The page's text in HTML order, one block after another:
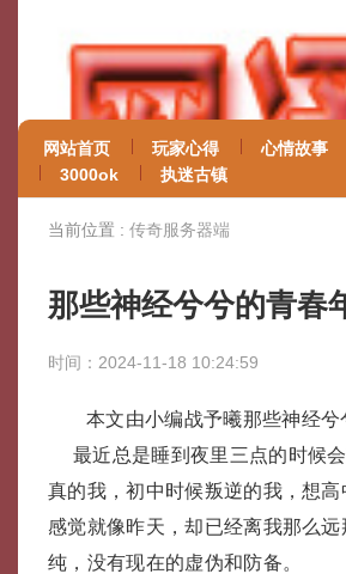
网站首页 玩家心得 心情故事
3000ok
执迷古镇
当前位置 : 传奇服务器端
那些神经兮兮的青春
时间：2024-11-18 10:24:59
本文由小编战予曦那些神经兮
最近总是睡到夜里三点的时候
真的我，初中时候叛逆的我，想
感觉就像昨天，却已经离我那么
纯，没有现在的虚伪和防备。